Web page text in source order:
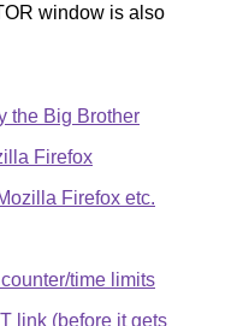
window is also
the Big Brother
Firefox
Firefox etc.
time limits
link (before it gets